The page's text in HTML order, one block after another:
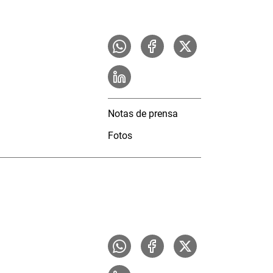
Notas de prensa
Fotos